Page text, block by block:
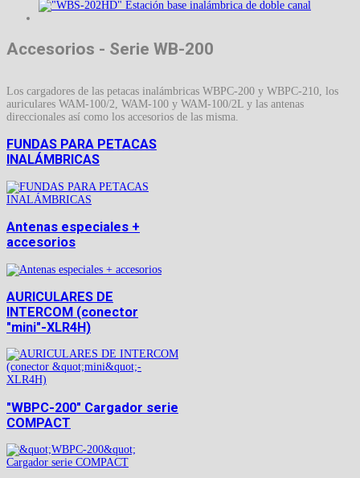
Accesorios - Serie WB-200
Los cargadores de las petacas inalámbricas WBPC-200 y WBPC-210, los
auriculares WAM-100/2, WAM-100 y WAM-100/2L y las antenas
direccionales así como los accesorios de las misma.
FUNDAS PARA PETACAS
INALÁMBRICAS
Antenas especiales +
accesorios
AURICULARES DE
INTERCOM (conector
"mini"-XLR4H)
"WBPC-200" Cargador serie
COMPACT